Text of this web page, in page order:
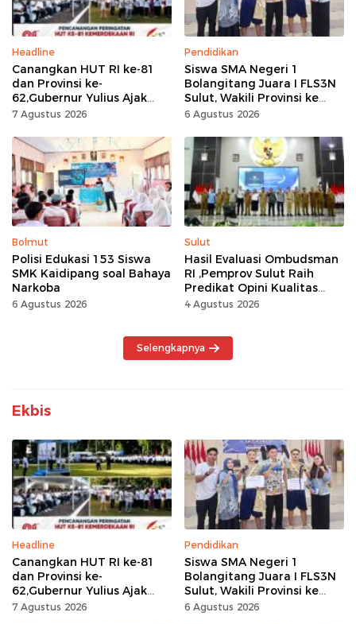
Headline
Canangkan HUT RI ke-81
dan Provinsi ke-
62,Gubernur Yulius Ajak
Seluruh Masyarakat
Kemerdekaan Momentum
Kerja Keras
7 Agustus 2026
Pendidikan
Siswa SMA Negeri 1
Bolangitang Juara I FLS3N
Sulut, Wakili Provinsi ke
Tingkat Nasional
6 Agustus 2026
Bolmut
Polisi Edukasi 153 Siswa
SMK Kaidipang soal Bahaya
Narkoba
6 Agustus 2026
Sulut
Hasil Evaluasi Ombudsman
RI ,Pemprov Sulut Raih
Predikat Opini Kualitas
Tinggi Tanpa
4 Agustus 2026
Selengkapnya
Ekbis
Headline
Canangkan HUT RI ke-81
dan Provinsi ke-
62,Gubernur Yulius Ajak
Seluruh Masyarakat
7 Agustus 2026
Pendidikan
Siswa SMA Negeri 1
Bolangitang Juara I FLS3N
Sulut, Wakili Provinsi ke
Tingkat Nasional
6 Agustus 2026